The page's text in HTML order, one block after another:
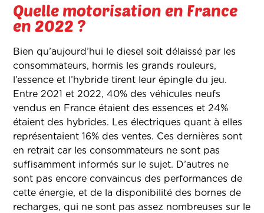
Quelle motorisation en France
en 2022 ?
Bien qu’aujourd’hui le diesel soit délaissé par les
consommateurs, hormis les grands rouleurs,
l’essence et l’hybride tirent leur épingle du jeu.
Entre 2021 et 2022, 40% des véhicules neufs
vendus en France étaient des essences et 24%
étaient des hybrides. Les électriques quant à elles
représentaient 16% des ventes. Ces dernières sont
en retrait car les consommateurs ne sont pas
suffisamment informés sur le sujet. D’autres ne
sont pas encore convaincus des performances de
cette énergie, et de la disponibilité des bornes de
recharges, qui ne sont pas assez nombreuses sur le